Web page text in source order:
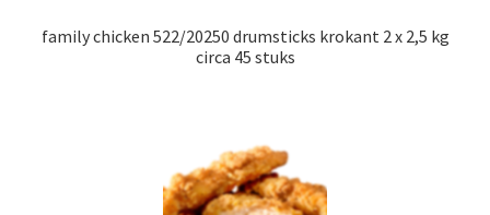
family chicken 522/20250 drumsticks krokant 2 x 2,5 kg
circa 45 stuks